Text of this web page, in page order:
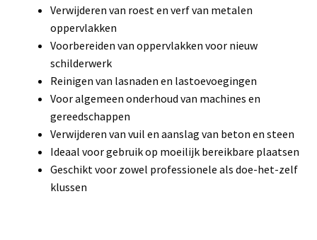
Verwijderen van roest en verf van metalen
oppervlakken
Voorbereiden van oppervlakken voor nieuw
schilderwerk
Reinigen van lasnaden en lastoevoegingen
Voor algemeen onderhoud van machines en
gereedschappen
Verwijderen van vuil en aanslag van beton en steen
Ideaal voor gebruik op moeilijk bereikbare plaatsen
Geschikt voor zowel professionele als doe-het-zelf
klussen